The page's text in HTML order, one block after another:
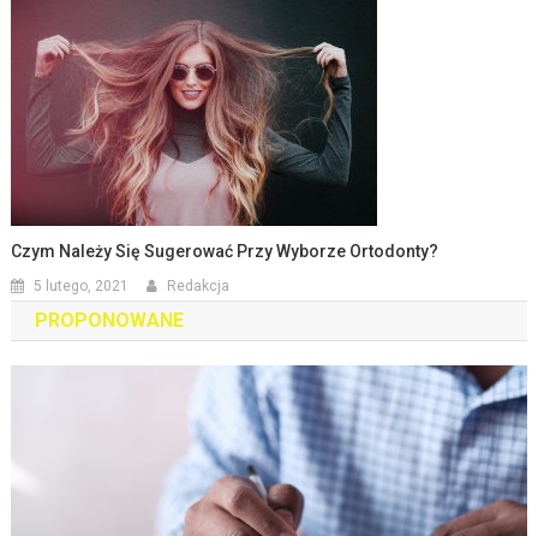
Czym Należy Się Sugerować Przy Wyborze Ortodonty?
5 lutego, 2021 Redakcja
PROPONOWANE